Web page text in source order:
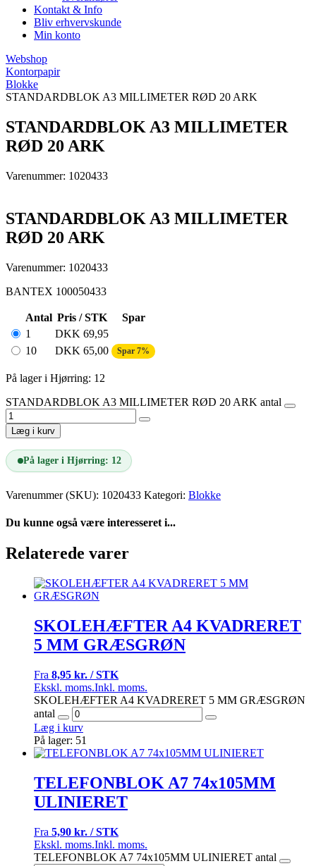
Kontakt & Info
Bliv erhvervskunde
Min konto
Webshop
Kontorpapir
Blokke
STANDARDBLOK A3 MILLIMETER RØD 20 ARK
STANDARDBLOK A3 MILLIMETER
RØD 20 ARK
Varenummer: 1020433
STANDARDBLOK A3 MILLIMETER
RØD 20 ARK
Varenummer: 1020433
BANTEX 100050433
Antal Pris / STK
Spar
1
DKK 69,95
10
DKK 65,00 Spar 7%
På lager i Hjørring: 12
STANDARDBLOK A3 MILLIMETER RØD 20 ARK antal
Læg i kurv
På lager i Hjørring: 12
Varenummer (SKU): 1020433 Kategori: Blokke
Du kunne også være interesseret i...
Relaterede varer
SKOLEHÆFTER A4 KVADRERET
5 MM GRÆSGRØN
Fra 8,95 kr. / STK
Ekskl. moms.Inkl. moms.
SKOLEHÆFTER A4 KVADRERET 5 MM GRÆSGRØN
antal
Læg i kurv
På lager: 51
TELEFONBLOK A7 74x105MM
ULINIERET
Fra 5,90 kr. / STK
Ekskl. moms.Inkl. moms.
TELEFONBLOK A7 74x105MM ULINIERET antal